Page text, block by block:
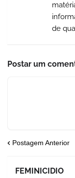
de
Postar um
Postagem Anterior
FEMINICIDIO